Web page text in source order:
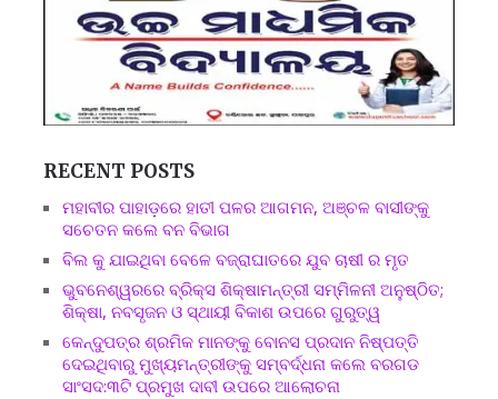
RECENT POSTS
ମହାବୀର ପାହାଡ଼ରେ ହାତୀ ପଳର ଆଗମନ, ଅଞ୍ଚଳ ବାସୀଙ୍କୁ
ସଚେତନ କଲେ ବନ ବିଭାଗ
ବିଲ କୁ ଯାଇଥିବା ବେଳେ ବଜ୍ରାଘାତରେ ଯୁବ ଚାଷୀ ର ମୃତ
ଭୁବନେଶ୍ୱରରେ ବ୍ରିକ୍ସ ଶିକ୍ଷାମନ୍ତ୍ରୀ ସମ୍ମିଳନୀ ଅନୁଷ୍ଠିତ;
ଶିକ୍ଷା, ନବସୃଜନ ଓ ସ୍ଥାୟୀ ବିକାଶ ଉପରେ ଗୁରୁତ୍ୱ
କେନ୍ଦୁପତ୍ର ଶ୍ରମିକ ମାନଙ୍କୁ ବୋନସ ପ୍ରଦାନ ନିଷ୍ପତ୍ତି
ଦେଇଥିବାରୁ ମୁଖ୍ୟମନ୍ତ୍ରୀଙ୍କୁ ସମ୍ବର୍ଦ୍ଧନା କଲେ ବରଗଡ
ସାଂସଦ:୩ଟି ପ୍ରମୁଖ ଦାବୀ ଉପରେ ଆଲୋଚନା